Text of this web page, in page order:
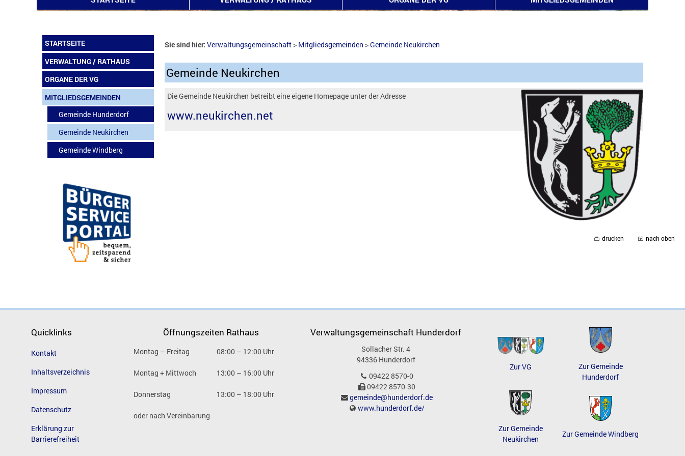
STARTSEITE
VERWALTUNG / RATHAUS
ORGANE DER VG
MITGLIEDSGEMEINDEN
Gemeinde Hunderdorf
Gemeinde Neukirchen
Gemeinde Windberg
Sie sind hier: Verwaltungsgemeinschaft> Mitgliedsgemeinden >Gemeinde Neukirchen
Gemeinde Neukirchen
Die Gemeinde Neukirchen betreibt eine eigene Homepage unter der Adresse
www.neukirchen.net
drucken nach oben
Quicklinks
Kontakt
Inhaltsverzeichnis
Impressum
Datenschutz
Erklärung zur
Barrierefreiheit
Öffnungszeiten Rathaus
Montag – Freitag 08:00 – 12:00 Uhr
Montag + Mittwoch 13:00 – 16:00 Uhr
Donnerstag 13:00 – 18:00 Uhr
oder nach Vereinbarung
Verwaltungsgemeinschaft Hunderdorf
Sollacher Str. 4
94336 Hunderdorf
09422 8570-0
09422 8570-30
gemeinde@hunderdorf.de
www.hunderdorf.de/
Zur VG
Zur Gemeinde
Hunderdorf
Zur Gemeinde
Neukirchen
Zur Gemeinde Windberg